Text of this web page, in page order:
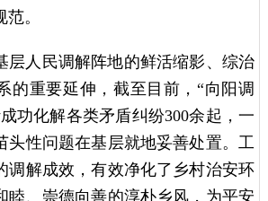
。
层人民调解阵地的鲜活缩影、综治
的重要延伸，截至目前，“向阳调
功化解各类矛盾纠纷300余起，一
头性问题在基层就地妥善处置。工
调解成效，有效净化了乡村治安环
睦、崇德向善的淳朴乡风，为平安